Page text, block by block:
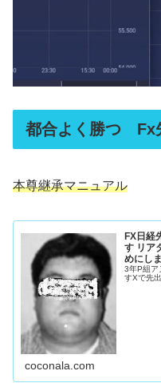
都合よく勝つ Fx
本尊継承マニュアル
FX日経
す リア
めにし
3年P組ア
すXで先
coconala.com